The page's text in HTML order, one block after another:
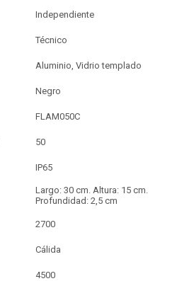
Independiente
Técnico
Aluminio, Vidrio templado
Negro
FLAM050C
50
IP65
Largo: 30 cm. Altura: 15 cm.
Profundidad: 2,5 cm
2700
Cálida
4500